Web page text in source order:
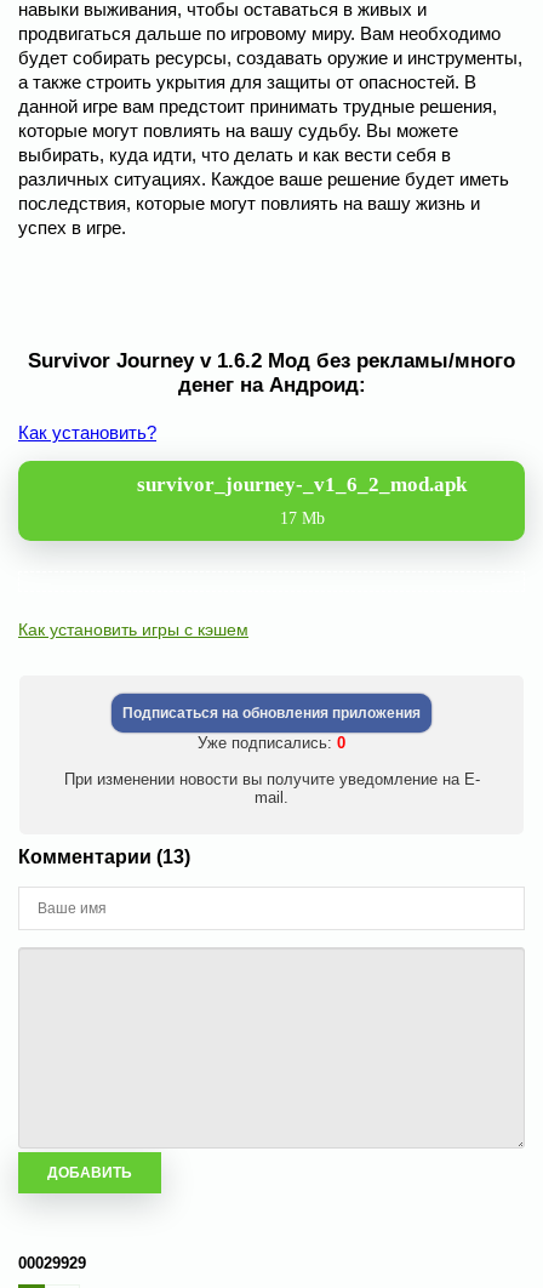
навыки выживания, чтобы оставаться в живых и
продвигаться дальше по игровому миру. Вам необходимо
будет собирать ресурсы, создавать оружие и инструменты,
а также строить укрытия для защиты от опасностей. В
данной игре вам предстоит принимать трудные решения,
которые могут повлиять на вашу судьбу. Вы можете
выбирать, куда идти, что делать и как вести себя в
различных ситуациях. Каждое ваше решение будет иметь
последствия, которые могут повлиять на вашу жизнь и
успех в игре.
Survivor Journey v 1.6.2 Мод без рекламы/много
денег на Андроид:
Как установить?
survivor_journey-_v1_6_2_mod.apk
17 Mb
Как установить игры с кэшем
Подписаться на обновления приложения
Уже подписались: 0
При изменении новости вы получите уведомление на E-
mail.
Комментарии (13)
00029929